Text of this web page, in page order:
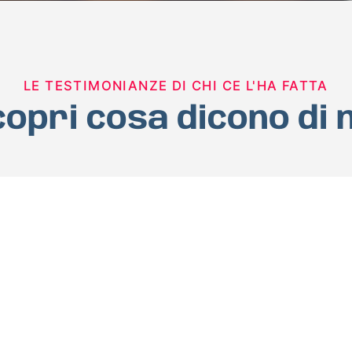
LE TESTIMONIANZE DI CHI CE L'HA FATTA
cosa dicono di